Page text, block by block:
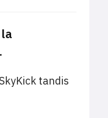
tandis